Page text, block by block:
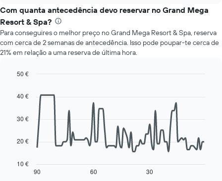
o
preço
médio
de
um
ordenada
o
preço
médio
de
um
quarto
cada
da
semana
gráfico
apresenta
os
semana
Com quanta antecedência devo reservar no Grand Mega
Resort & Spa?
Para conseguires o melhor preço no Grand Mega Resort & Spa, reserva
com cerca de 2 semanas de antecedência. Isso pode poupar-te cerca de
21% em relação a uma reserva de última hora.
with
data
points.
O
seguinte
mostra90 60 30
10 €
20 €
30 €
40 €
50 €